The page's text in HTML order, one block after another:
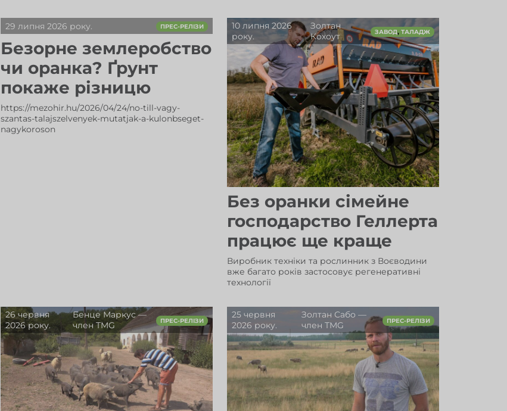
29 липня 2026 року. ПРЕС-РЕЛІЗИ
Безорне землеробство
чи оранка? Ґрунт
покаже різницю
https://mezohir.hu/2026/04/24/no-till-vagy-
szantas-talajszelvenyek-mutatjak-a-kulonbseget-
nagykoroson
10 липня 2026
року.
Золтан
Кохоут
ЗАВОД,ТАЛАДЖ
Без оранки сімейне
господарство Геллерта
працює ще краще
Виробник техніки та рослинник з Воєводини
вже багато років застосовує регенеративні
технології
26 червня
2026 року.
Бенце Маркус —
член TMG
ПРЕС-РЕЛІЗИ
25 червня
2026 року.
Золтан Сабо —
член TMG
ПРЕС-РЕЛІЗИ